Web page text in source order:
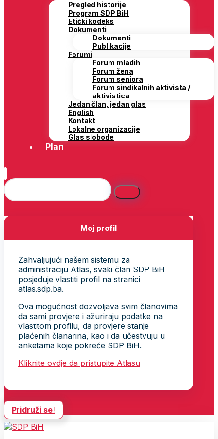
Pregled historije
Program SDP BiH
Etički kodeks
Dokumenti
Dokumenti
Publikacije
Forumi
Forum mladih
Forum žena
Forum seniora
Forum sindikalnih aktivista /
aktivistica
Jedan član, jedan glas
English
Kontakt
Lokalne organizacije
Glas slobode
Plan
Moj profil
Zahvaljujući našem sistemu za
administraciju Atlas, svaki član SDP BiH
posjeduje vlastiti profil na stranici
atlas.sdp.ba.
Ova mogućnost dozvoljava svim članovima
da sami provjere i ažuriraju podatke na
vlastitom profilu, da provjere stanje
plaćenih članarina, kao i da učestvuju u
anketama koje pokreće SDP BiH.
Kliknite ovdje da pristupite Atlasu
Pridruži se!